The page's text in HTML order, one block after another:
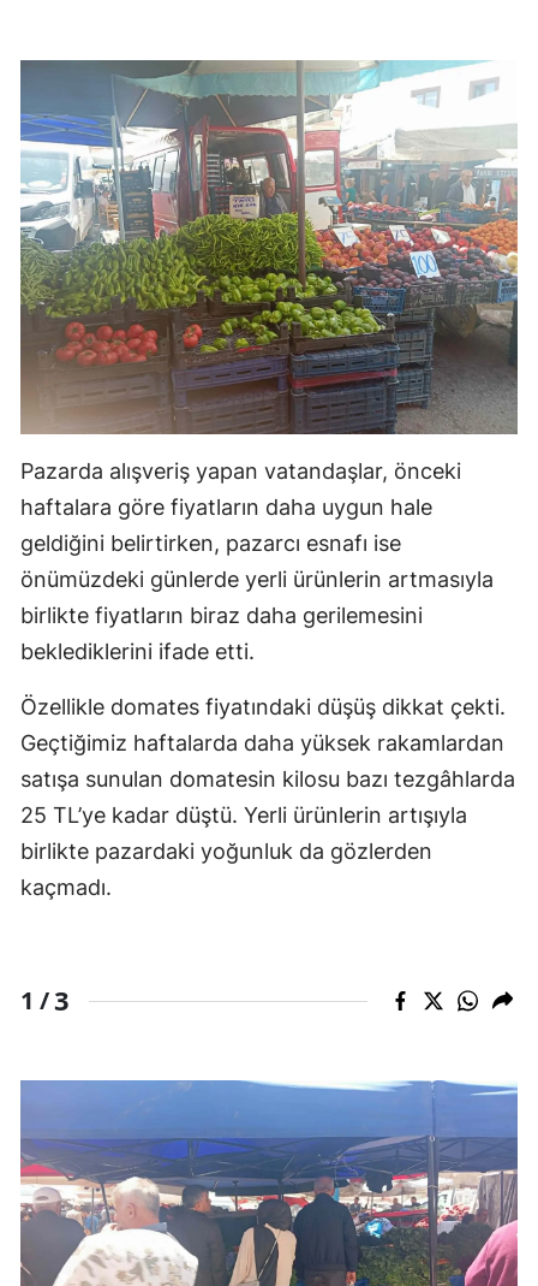
Pazarda alışveriş yapan vatandaşlar, önceki
haftalara göre fiyatların daha uygun hale
geldiğini belirtirken, pazarcı esnafı ise
önümüzdeki günlerde yerli ürünlerin artmasıyla
birlikte fiyatların biraz daha gerilemesini
beklediklerini ifade etti.
Özellikle domates fiyatındaki düşüş dikkat çekti.
Geçtiğimiz haftalarda daha yüksek rakamlardan
satışa sunulan domatesin kilosu bazı tezgâhlarda
25 TL’ye kadar düştü. Yerli ürünlerin artışıyla
birlikte pazardaki yoğunluk da gözlerden
kaçmadı.
1 /3